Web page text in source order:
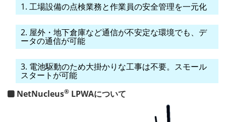
1. 工場設備の点検業務と作業員の安全管理を一元化
2. 屋外・地下倉庫など通信が不安定な環境でも、デ
ータの通信が可能
3. 電池駆動のため大掛かりな工事は不要。スモール
スタートが可能
NetNucleus® LPWAについて